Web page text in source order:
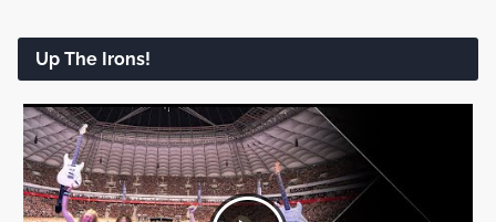
Up The Irons!